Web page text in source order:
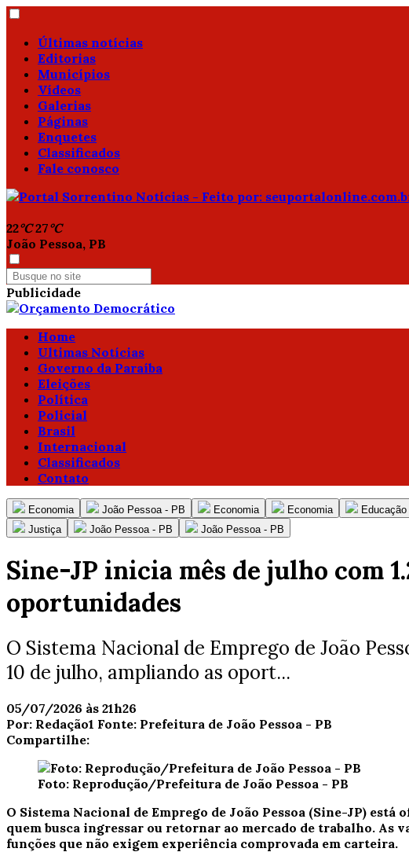
Últimas notícias
Editorias
Municípios
Vídeos
Galerias
Páginas
Enquetes
Classificados
Fale conosco
22°C 27°C
João Pessoa, PB
Publicidade
Home
Ultimas Notícias
Governo da Paraíba
Eleições
Política
Policial
Brasil
Internacional
Classificados
Contato
Economia João Pessoa - PB Economia Economia Educação
Justiça
João Pessoa - PB João Pessoa - PB
Sine-JP inicia mês de julho com
oportunidades
O Sistema Nacional de Emprego de João
10 de julho, ampliando as oport...
05/07/2026 às 21h26
Por: Redação1 Fonte: Prefeitura de João Pessoa - PB
Compartilhe:
Foto: Reprodução/Prefeitura de João Pessoa - PB
O Sistema Nacional de Emprego de João Pessoa (Sine-JP) está
quem busca ingressar ou retornar ao mercado de trabalho.
funções que não exigem experiência comprovada em carteira.